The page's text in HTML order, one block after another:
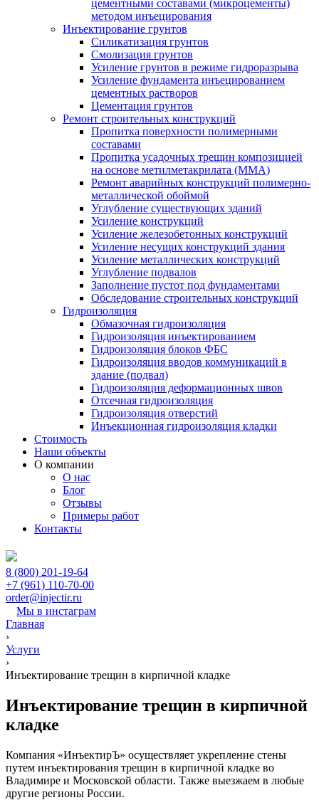
цементными составами (микроцементы)
методом инъецирования
Инъектирование грунтов
Силикатизация грунтов
Смолизация грунтов
Усиление грунтов в режиме гидроразрыва
Усиление фундамента инъецированием
цементных растворов
Цементация грунтов
Ремонт строительных конструкций
Пропитка поверхности полимерными
составами
Пропитка усадочных трещин композицией
на основе метилметакрилата (ММА)
Ремонт аварийных конструкций полимерно-
металлической обоймой
Углубление существующих зданий
Усиление конструкций
Усиление железобетонных конструкций
Усиление несущих конструкций здания
Усиление металлических конструкций
Углубление подвалов
Заполнение пустот под фундаментами
Обследование строительных конструкций
Гидроизоляция
Обмазочная гидроизоляция
Гидроизоляция инъектированием
Гидроизоляция блоков ФБС
Гидроизоляция вводов коммуникаций в
здание (подвал)
Гидроизоляция деформационных швов
Отсечная гидроизоляция
Гидроизоляция отверстий
Инъекционная гидроизоляция кладки
Стоимость
Наши объекты
О компании
О нас
Блог
Отзывы
Примеры работ
Контакты
8 (800) 201-19-64
+7 (961) 110-70-00
order@injectir.ru
Мы в инстаграм
Главная
›
Услуги
›
Инъектирование трещин в кирпичной кладке
Инъектирование трещин в кирпичной
кладке
Компания «ИнъектирЪ» осуществляет укрепление стены
путем инъектирования трещин в кирпичной кладке во
Владимире и Московской области. Также выезжаем в любые
другие регионы России.